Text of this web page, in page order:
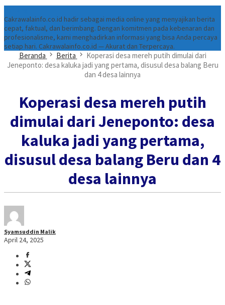
Cakrawalainfo.co.id hadir sebagai media online yang menyajikan berita
cepat, faktual, dan berimbang. Dengan komitmen pada kebenaran dan
profesionalisme, kami menghadirkan informasi yang bisa Anda percaya
setiap hari. Cakrawalainfo.co.id — Akurat dan Terpercaya.
Beranda Berita
Koperasi desa mereh putih dimulai dari
Jeneponto: desa kaluka jadi yang pertama, disusul desa balang Beru
dan 4 desa lainnya
Koperasi desa mereh putih
dimulai dari Jeneponto: desa
kaluka jadi yang pertama,
disusul desa balang Beru dan 4
desa lainnya
Syamsuddin Malik
April 24, 2025